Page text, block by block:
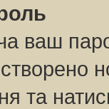
ваш
та